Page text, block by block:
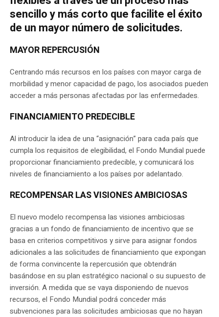
sencillo y más corto que facilite el éxito
de un mayor número de solicitudes.
MAYOR REPERCUSIÓN
Centrando más recursos en los países con mayor carga de
morbilidad y menor capacidad de pago, los asociados pueden
acceder a más personas afectadas por las enfermedades.
FINANCIAMIENTO PREDECIBLE
Al introducir la idea de una “asignación” para cada país que
cumpla los requisitos de elegibilidad, el Fondo Mundial puede
proporcionar financiamiento predecible, y comunicará los
niveles de financiamiento a los países por adelantado.
RECOMPENSAR LAS VISIONES AMBICIOSAS
El nuevo modelo recompensa las visiones ambiciosas
gracias a un fondo de financiamiento de incentivo que se
basa en criterios competitivos y sirve para asignar fondos
adicionales a las solicitudes de financiamiento que expongan
de forma convincente la repercusión que obtendrán
basándose en su plan estratégico nacional o su supuesto de
inversión. A medida que se vaya disponiendo de nuevos
recursos, el Fondo Mundial podrá conceder más
subvenciones para las solicitudes ambiciosas que no hayan